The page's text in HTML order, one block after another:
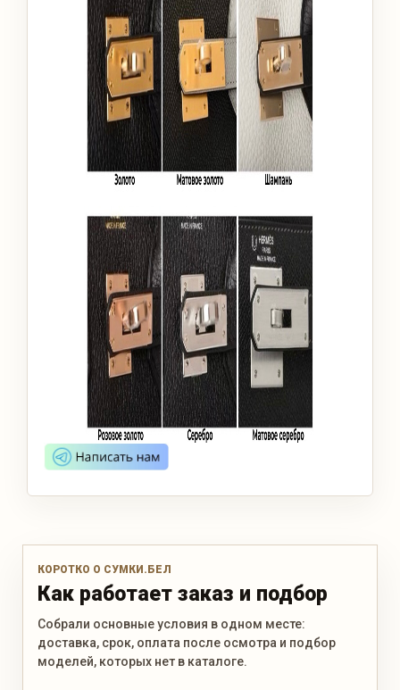
КОРОТКО О СУМКИ.БЕЛ
Как работает заказ и подбор
Собрали основные условия в одном месте:
доставка, срок, оплата после осмотра и подбор
моделей, которых нет в каталоге.